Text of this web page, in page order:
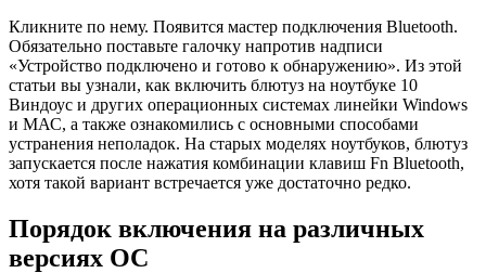
Кликните по нему. Появится мастер подключения Bluetooth.
Обязательно поставьте галочку напротив надписи
«Устройство подключено и готово к обнаружению». Из этой
статьи вы узнали, как включить блютуз на ноутбуке 10
Виндоус и других операционных системах линейки Windows
и МАС, а также ознакомились с основными способами
устранения неполадок. На старых моделях ноутбуков, блютуз
запускается после нажатия комбинации клавиш Fn Bluetooth,
хотя такой вариант встречается уже достаточно редко.
Порядок включения на различных
версиях ОС